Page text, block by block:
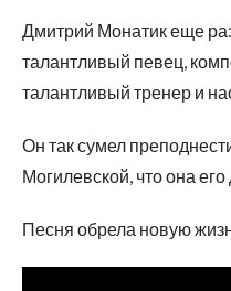
Дмитрий Монатик еще
талантливый певец,
талантливый тренер и
Он так сумел
Могилевской, что она
Песня обрела новую